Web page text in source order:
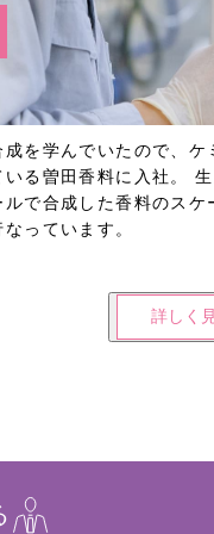
成を学んでいたので、ケ
いる曽田香料に入社。
ルで合成した香料のスケ
っています。
詳しく